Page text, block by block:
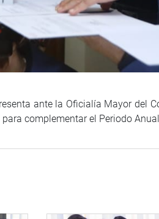
ante la Oficialía Mayor del
complementar el Periodo